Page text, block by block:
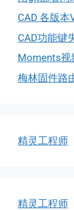
CAD 各版本
CAD功能键
Moments视
梅林固件路
精灵工程师
精灵工程师